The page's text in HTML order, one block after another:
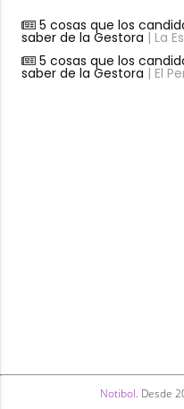
5 cosas que los
saber de la Gestora | La
5 cosas que los
saber de la Gestora | El
Notibol. Desde